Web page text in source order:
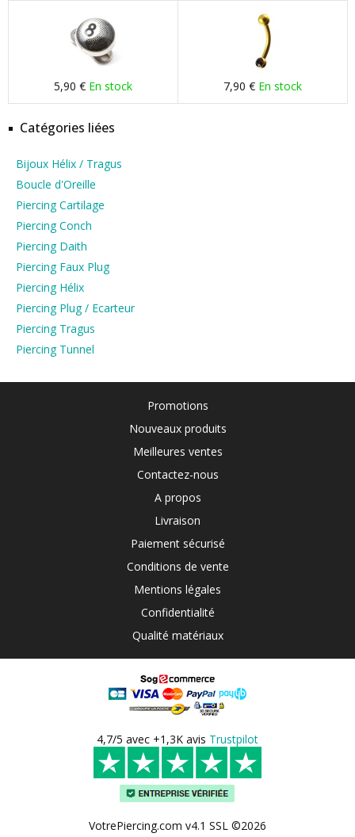
5,90 € En stock 7,90 € En stock
Catégories liées
Bijoux Hélix / Tragus
Boucle d'Oreille
Piercing Cartilage
Piercing Conch
Piercing Daith
Piercing Faux Plug
Piercing Hélix
Piercing Plug / Ecarteur
Piercing Tragus
Piercing Tunnel
Promotions
Nouveaux produits
Meilleures ventes
Contactez-nous
A propos
Livraison
Paiement sécurisé
Conditions de vente
Mentions légales
Confidentialité
Qualité matériaux
4,7/5 avec +1,3K avis Trustpilot
VotrePiercing.com v4.1 SSL ©2026